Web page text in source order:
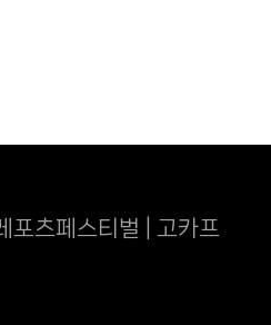
포츠페스티벌 | 고카프